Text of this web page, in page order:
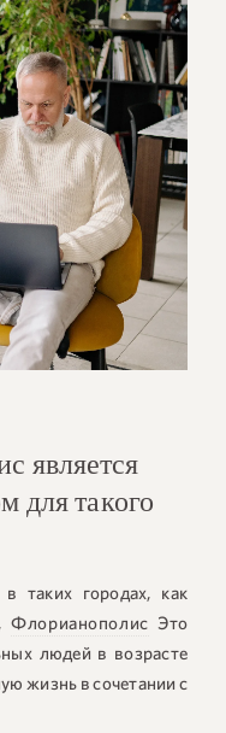
является
для такого
таких городах, как
Флорианополис Это
людей в возрасте
жизнь в сочетании с